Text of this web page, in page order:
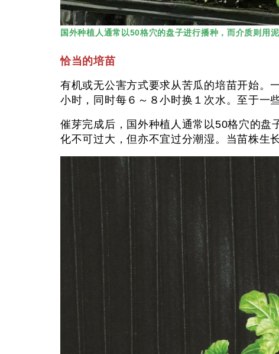
国外种植人通常以50格穴的盘子进行播种，而介质则用
恰当的培苗
有机或无公害方式要求从苦瓜的培苗开始
小时，同时每６～８小时换１次水。至于一
催芽完成后，国外种植人通常以50格穴的盘
化不可过大，但亦不宜过分潮湿。当苗株生